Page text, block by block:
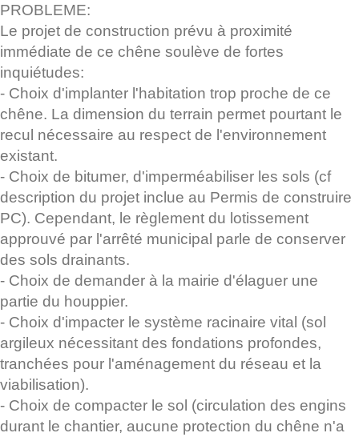
PROBLEME:
Le projet de construction prévu à proximité
immédiate de ce chêne soulève de fortes
inquiétudes:
- Choix d'implanter l'habitation trop proche de ce
chêne. La dimension du terrain permet pourtant le
recul nécessaire au respect de l'environnement
existant.
- Choix de bitumer, d'imperméabiliser les sols (cf
description du projet inclue au Permis de construire
PC). Cependant, le règlement du lotissement
approuvé par l'arrêté municipal parle de conserver
des sols drainants.
- Choix de demander à la mairie d'élaguer une
partie du houppier.
- Choix d'impacter le système racinaire vital (sol
argileux nécessitant des fondations profondes,
tranchées pour l'aménagement du réseau et la
viabilisation).
- Choix de compacter le sol (circulation des engins
durant le chantier, aucune protection du chêne n'a